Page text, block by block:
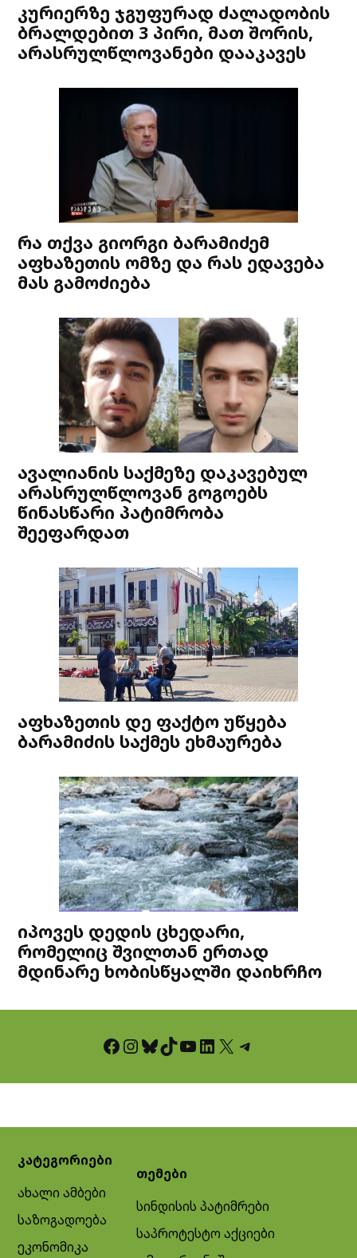
კურიერზე ჯგუფურად ძალადობის
ბრალდებით 3 პირი, მათ შორის,
არასრულწლოვანები დააკავეს
რა თქვა გიორგი ბარამიძემ
აფხაზეთის ომზე და რას ედავება
მას გამოძიება
ავალიანის საქმეზე დაკავებულ
არასრულწლოვან გოგოებს
წინასწარი პატიმრობა
შეეფარდათ
აფხაზეთის დე ფაქტო უწყება
ბარამიძის საქმეს ეხმაურება
იპოვეს დედის ცხედარი,
რომელიც შვილთან ერთად
მდინარე ხობისწყალში დაიხრჩო
Facebook InstagramBluesky TikTok YouTube LinkedIn X Telegram
კატეგორიები
ახალი ამბები
საზოგადოება
ეკონომიკა
თემები
სინდისის პატიმრები
საპროტესტო აქციები